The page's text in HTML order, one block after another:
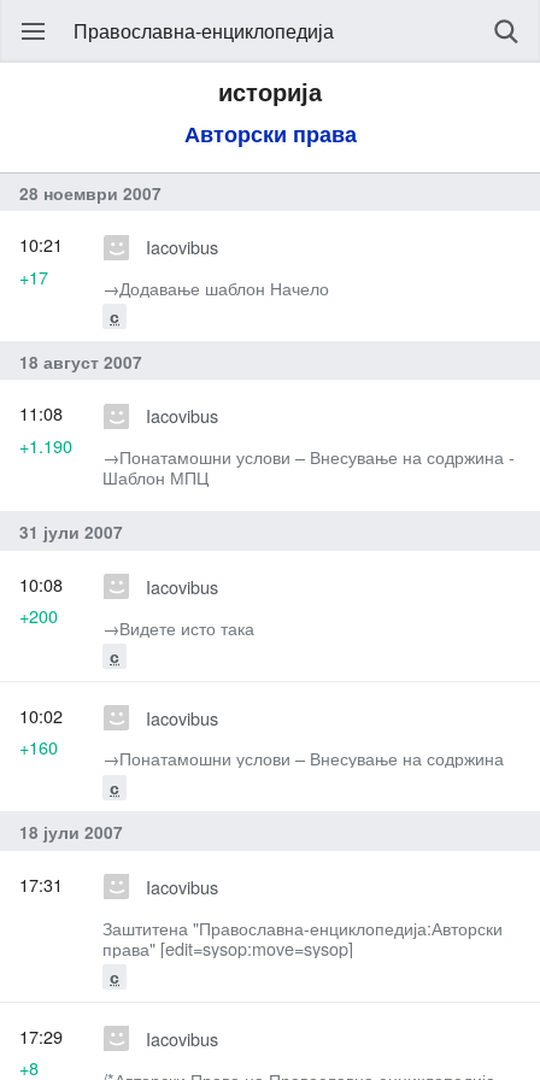
Православна-енциклопедија
историја
Авторски права
28 ноември 2007
Iacovibus
→‎Додавање шаблон Начело
с
10:21
+17
18 август 2007
Iacovibus
→‎Понатамошни услови – Внесување на содржина -
Шаблон МПЦ
11:08
+1.190
31 јули 2007
Iacovibus
→‎Видете исто така
с
10:08
+200
Iacovibus
→‎Понатамошни услови – Внесување на содржина
с
10:02
+160
18 јули 2007
Iacovibus
Заштитена "Православна-енциклопедија:Авторски
права" [edit=sysop:move=sysop]
с
17:31
Iacovibus
17:29
+8